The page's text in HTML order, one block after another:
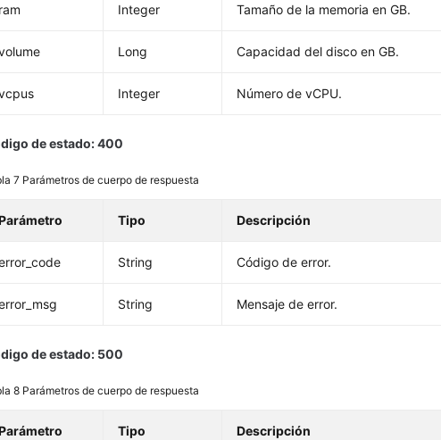
ram Integer Tamaño de la memoria en GB.
Long Capacidad del disco en GB.
Integer Número de vCPU.
de estado: 400
7 Parámetros de cuerpo de respuesta
Tipo Descripción
String Código de error.
String Mensaje de error.
de estado: 500
8 Parámetros de cuerpo de respuesta
Tipo Descripción